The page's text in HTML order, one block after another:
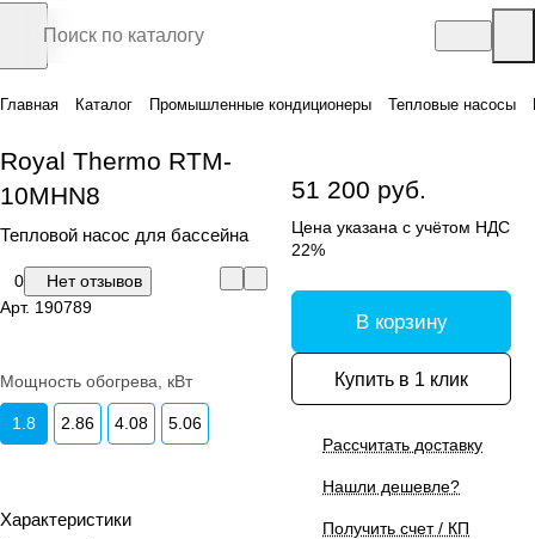
Главная Каталог Промышленные кондиционеры Тепловые насосы
Royal Thermo RTM-
10MHN8
Тепловой насос для бассейна
0
Нет отзывов
Арт. 190789
Мощность обогрева, кВт
1.8 2.86 4.08 5.06
Характеристики
51 200 руб.
Цена указана с учётом НДС
22%
В корзину
Купить в 1 клик
Рассчитать доставку
Нашли дешевле?
Получить счет / КП